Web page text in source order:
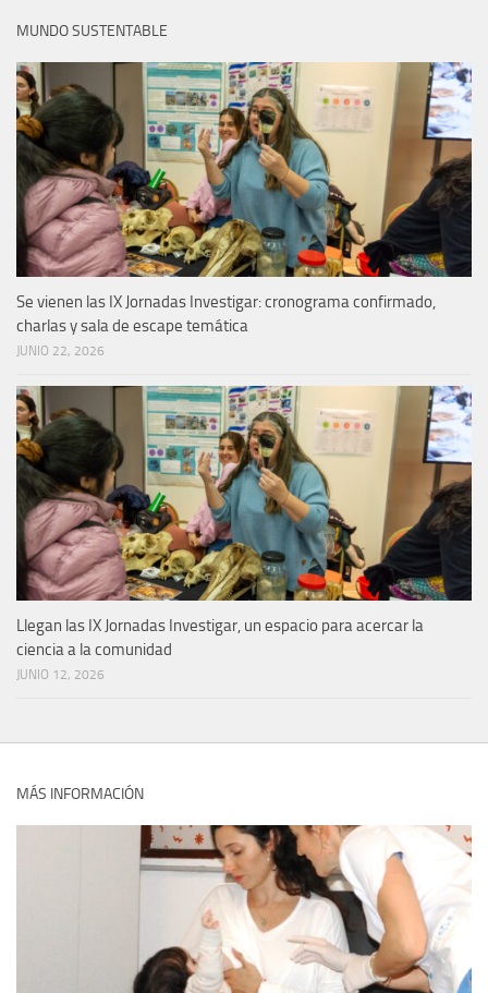
MUNDO SUSTENTABLE
Se vienen las IX Jornadas Investigar: cronograma confirmado,
charlas y sala de escape temática
JUNIO 22, 2026
Llegan las IX Jornadas Investigar, un espacio para acercar la
ciencia a la comunidad
JUNIO 12, 2026
MÁS INFORMACIÓN